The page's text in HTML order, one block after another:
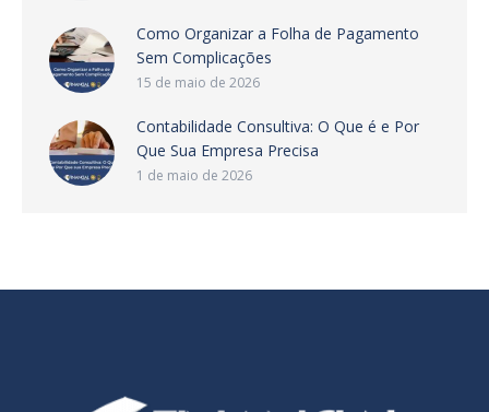
Como Organizar a Folha de Pagamento
Sem Complicações
15 de maio de 2026
Contabilidade Consultiva: O Que é e Por
Que Sua Empresa Precisa
1 de maio de 2026